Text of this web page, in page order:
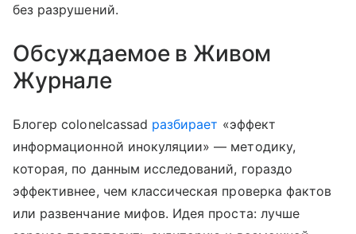
без разрушений.
Обсуждаемое в Живом
Журнале
Блогер colonelcassad разбирает «эффект
информационной инокуляции» — методику,
которая, по данным исследований, гораздо
эффективнее, чем классическая проверка фактов
или развенчание мифов. Идея проста: лучше